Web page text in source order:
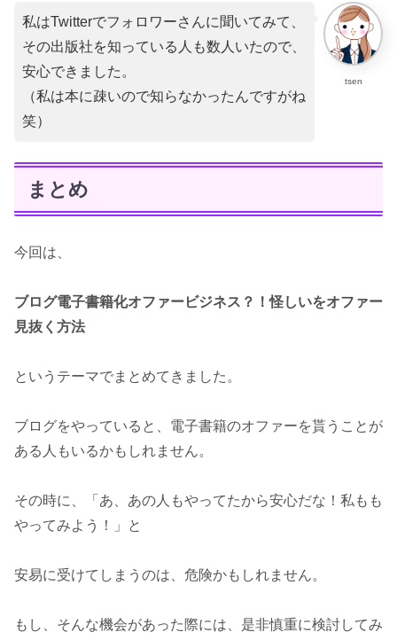
tsen
私はTwitterでフォロワーさんに聞いてみて、
その出版社を知っている人も数人いたので、
安心できました。
（私は本に疎いので知らなかったんですがね
笑）
まとめ
今回は、
ブログ電子書籍化オファービジネス？！怪しいをオファー
見抜く方法
というテーマでまとめてきました。
ブログをやっていると、電子書籍のオファーを貰うことが
ある人もいるかもしれません。
その時に、「あ、あの人もやってたから安心だな！私もも
やってみよう！」と
安易に受けてしまうのは、危険かもしれません。
もし、そんな機会があった際には、是非慎重に検討してみ